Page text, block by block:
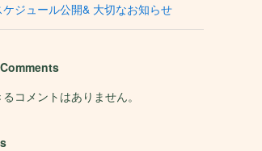
ケジュール公開& 大切なお知らせ
コメントはありません。